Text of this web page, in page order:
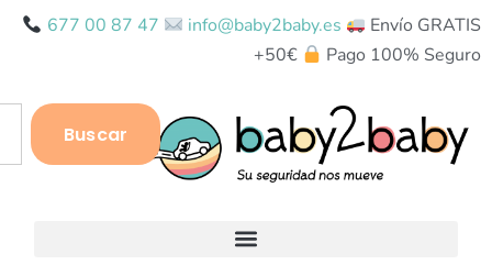
677 00 87 47 info@baby2baby.es
Envío GRATIS
+50€
Pago 100% Seguro
Buscar